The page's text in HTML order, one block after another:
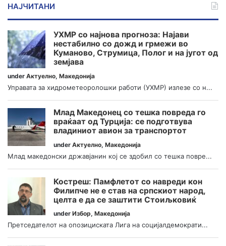
НАЈЧИТАНИ
УХМР со најнова прогноза: Најави
нестабилно со дожд и грмежи во
Куманово, Струмица, Полог и на југот од
земјава
under Актуелно, Македонија
Управата за хидрометеоролошки работи (УХМР) излезе со н...
Млад Македонец со тешка повреда го
враќаат од Турција: се подготвува
владиниот авион за транспортот
under Актуелно, Македонија
Млад македонски државјанин кој се здобил со тешка повре...
Костреш: Памфлетот со навреди кон
Филипче не е став на српскиот народ,
целта е да се заштити Стоиљковиќ
under Избор, Македонија
Претседателот на опозициската Лига на социјалдемократи...